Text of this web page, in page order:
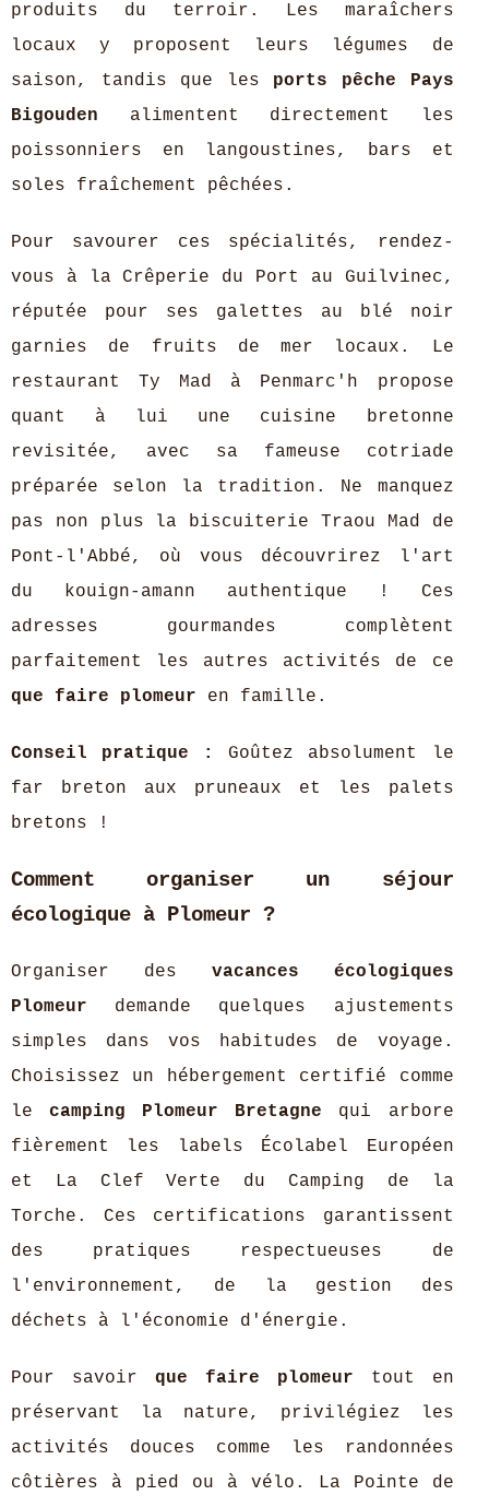
produits du terroir. Les maraîchers
locaux y proposent leurs légumes de
saison, tandis que les ports pêche Pays
Bigouden alimentent directement les
poissonniers en langoustines, bars et
soles fraîchement pêchées.
Pour savourer ces spécialités, rendez-
vous à la Crêperie du Port au Guilvinec,
réputée pour ses galettes au blé noir
garnies de fruits de mer locaux. Le
restaurant Ty Mad à Penmarc'h propose
quant à lui une cuisine bretonne
revisitée, avec sa fameuse cotriade
préparée selon la tradition. Ne manquez
pas non plus la biscuiterie Traou Mad de
Pont-l'Abbé, où vous découvrirez l'art
du kouign-amann authentique ! Ces
adresses gourmandes complètent
parfaitement les autres activités de ce
que faire plomeur en famille.
Conseil pratique :
Goûtez absolument le
far breton aux pruneaux et les palets
bretons !
Comment organiser un séjour
écologique à Plomeur ?
Organiser des vacances écologiques
Plomeur demande quelques ajustements
simples dans vos habitudes de voyage.
Choisissez un hébergement certifié comme
lecamping Plomeur Bretagne qui arbore
fièrement les labels Écolabel Européen
et La Clef Verte du Camping de la
Torche. Ces certifications garantissent
des pratiques respectueuses de
l'environnement, de la gestion des
déchets à l'économie d'énergie.
Pour savoir que faire plomeur tout en
préservant la nature, privilégiez les
activités douces comme les randonnées
côtières à pied ou à vélo. La Pointe de